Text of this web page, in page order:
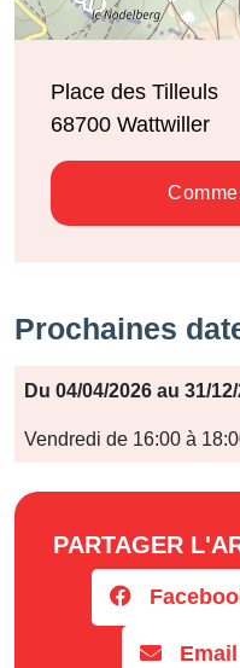
Place des Tilleuls
68700 Wattwiller
Prochaines
Période
Jours
Du 04/04/2026 au 31/
Vendredi de 16:00 à
PARTAGER
Email